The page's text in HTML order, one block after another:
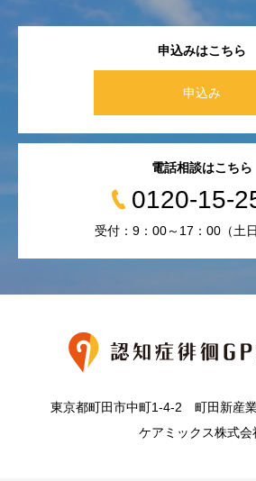
申込みはこちら
申込み
電話相談はこちら
0120-15-
受付：9：00～17：00（土
東京都町田市中町1-4-2 町田新産
ケアミックス株式会